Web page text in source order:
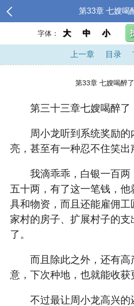
第33章 七嫂喝
字体： 大 中 小
上一章 目录
第33章 七嫂喝醉
第三十三章七嫂喝醉了
周小龙听到系统奖励
亮，甚至有一种忍不住笑出
我滴乖乖，白银一百两
五十两，有了这一笔钱，
具和物资，而且还能雇佣工
家村的房子、扩展村子的
了。
而且除此之外，还有
意，下次种地，也就能收获
不过最让周小龙高兴的